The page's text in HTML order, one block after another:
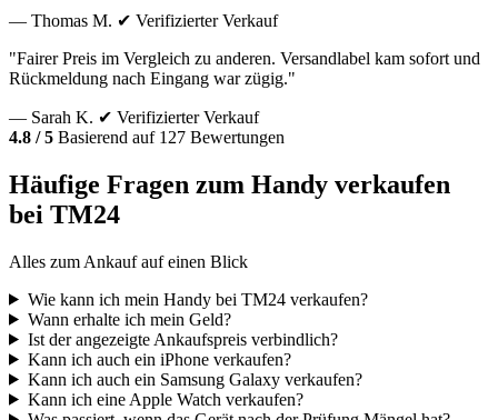
— Thomas M. ✔ Verifizierter Verkauf
"Fairer Preis im Vergleich zu anderen. Versandlabel kam sofort und
Rückmeldung nach Eingang war zügig."
— Sarah K. ✔ Verifizierter Verkauf
4.8 / 5 Basierend auf 127 Bewertungen
Häufige Fragen zum Handy verkaufen
bei TM24
Alles zum Ankauf auf einen Blick
Wie kann ich mein Handy bei TM24 verkaufen?
Wann erhalte ich mein Geld?
Ist der angezeigte Ankaufspreis verbindlich?
Kann ich auch ein iPhone verkaufen?
Kann ich auch ein Samsung Galaxy verkaufen?
Kann ich eine Apple Watch verkaufen?